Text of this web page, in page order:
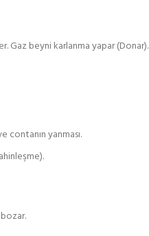
Gaz beyni karlanma yapar (Donar).
contanın yanması.